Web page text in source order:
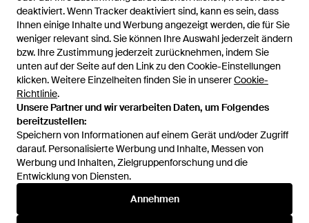
deaktiviert. Wenn Tracker deaktiviert sind, kann es sein, dass
Ihnen einige Inhalte und Werbung angezeigt werden, die für Sie
weniger relevant sind. Sie können Ihre Auswahl jederzeit ändern
bzw. Ihre Zustimmung jederzeit zurücknehmen, indem Sie
unten auf der Seite auf den Link zu den Cookie-Einstellungen
klicken. Weitere Einzelheiten finden Sie in unsererCookie-
Richtlinie.
Unsere Partner und wir verarbeiten Daten, um Folgendes
bereitzustellen:
Speichern von Informationen auf einem Gerät und/oder Zugriff
darauf. Personalisierte Werbung und Inhalte, Messen von
Werbung und Inhalten, Zielgruppenforschung und die
Entwicklung von Diensten.
Annehmen
1
Zuvor verkauft bei: